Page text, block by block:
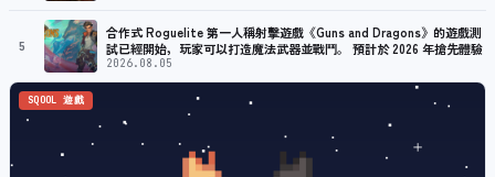
5
合作式 Roguelite 第一人稱射擊遊戲《Guns and Dragons》的遊戲測
試已經開始，玩家可以打造魔法武器並戰鬥。 預計於 2026 年搶先體驗
2026.08.05
SQOOL 遊戲